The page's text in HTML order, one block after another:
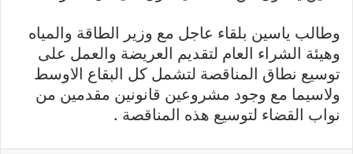
وطالب ياسين بلقاء عاجل مع وزير الطاقة والمياه
وهيئة الشراء العام لتقديم العريضة والعمل على
توسيع نطاق المناقصة لتشمل كل البقاع الاوسط
ولاسيما مع وجود مشروعين قانونين مقدمين من
نواب القضاء لتوسيع هذه المناقصة .